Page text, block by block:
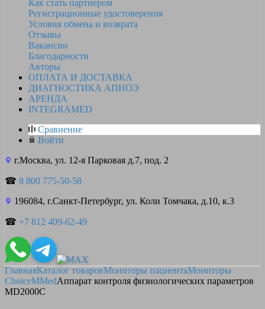
Как стать партнером
Регистрационные удостоверения
Условия обмена и возврата
Отзывы
Вакансии
Благодарности
Авторы
ОПЛАТА И ДОСТАВКА
ДИАГНОСТИКА АПНОЭ
АРЕНДА
INTEGRAMED
Сравнение
Войти
г.Москва, ул. 12-я Парковая д.7, под. 2
☎ 8 800 775-50-58
196084, г.Санкт-Петербург, ул. Коли Томчака, д.10, к.3
☎ +7 812 409-62-49
ГлавнаяКаталог товаровМониторы пациентаМониторы
ChoiceMMedАппарат контроля физиологических параметров
MD2000С